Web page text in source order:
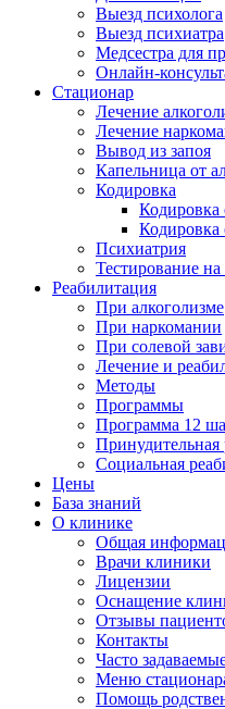
Выезд психолога
Выезд психиатра
Медсестра для
Онлайн-
Стационар
Лечение
Лечение
Вывод из запоя
Капельница от
Кодировка
Кодировка
Кодировка
Психиатрия
Тестирование
Реабилитация
При алкоголизме
При наркомании
При солевой
Лечение и
Методы
Программы
Программа 12
Принудительная
Социальная
Цены
База знаний
О клинике
Общая
Врачи клиники
Лицензии
Оснащение
Отзывы
Контакты
Часто
Меню
Помощь